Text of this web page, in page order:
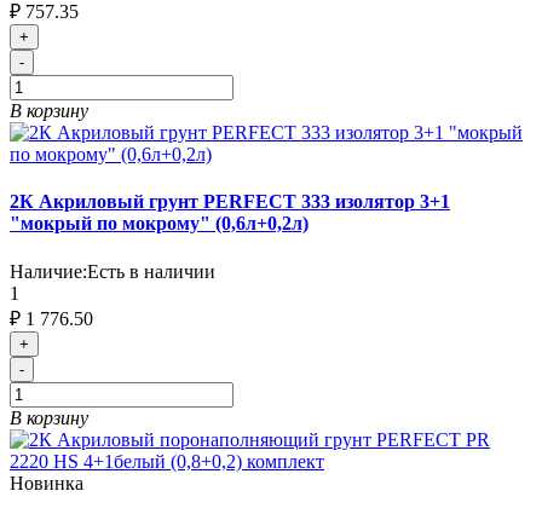
₽ 757.35
+
-
В корзину
2К Акриловый грунт PERFECT 333 изолятор 3+1
"мокрый по мокрому" (0,6л+0,2л)
Наличие:Есть в наличии
1
₽ 1 776.50
+
-
В корзину
Новинка